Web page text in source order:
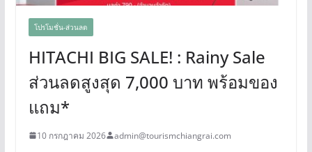
โปรโมชั่น-ส่วนลด
HITACHI BIG SALE! : Rainy Sale
ส่วนลดสูงสุด 7,000 บาท พร้อมของ
แถม*
10 กรกฎาคม 2026 admin@tourismchiangrai.com